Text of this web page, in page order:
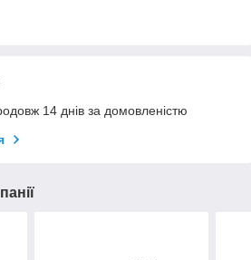
14 днів за домовленістю